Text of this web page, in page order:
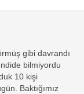
gibi davrandı
bilmiyordu
10 kişi
Baktığımız